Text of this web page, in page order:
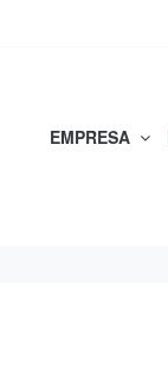
EMPRESA